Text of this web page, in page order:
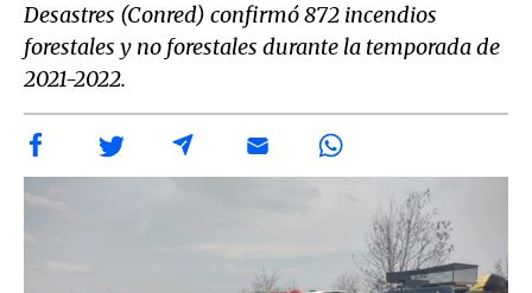
Desastres (Conred) confirmó 872 incendios
forestales y no forestales durante la temporada de
2021-2022.